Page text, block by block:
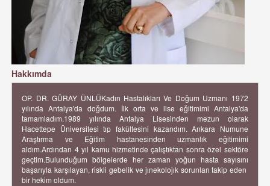
Hakkımda
OP. DR. GÜRAY ÜNLÜKadın Hastalıkları Ve Doğum Uzmanı 1972
yılında Antalya'da doğdum. İlk orta ve lise eğitimimi Antalya'da
tamamladım.1989 yılında Antalya Lisesinden mezun olarak
Hacettepe Üniversitesi tıp fakültesini kazandım. Ankara Numune
Araştırma ve Eğitim hastanesinden uzmanlık eğitimimi
aldım.Ardından 4 yıl kamu hizmetinde çalıştıktan sonra özel sektöre
geçtim.Bulunduğum bölgelerde her zaman yoğun hasta sayısını
başarıyla karşılayan, riskli gebelik ve jınekolojık sorunları takip eden
bir hekim oldum.